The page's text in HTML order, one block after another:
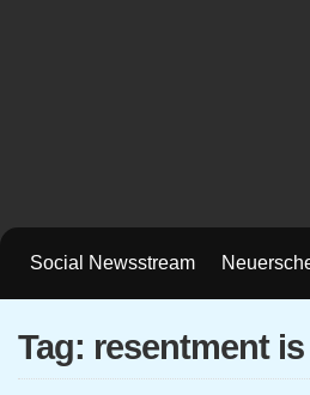
Social Newsstream
Tag: resentment